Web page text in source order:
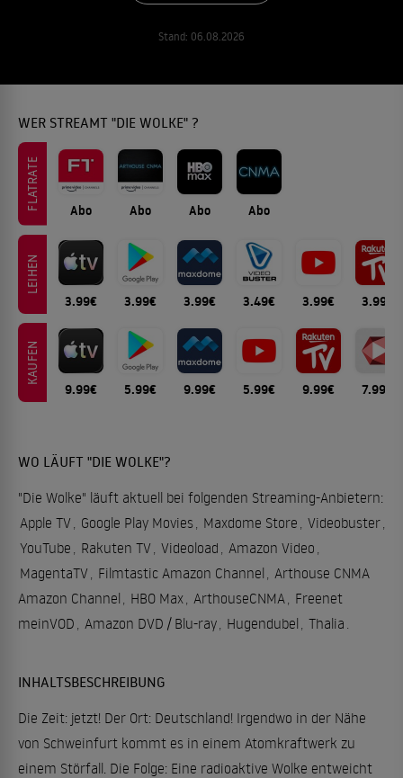
Stand: 06.08.2026
WER STREAMT "DIE WOLKE" ?
FLATRATE Abo Abo Abo Abo
LEIHEN
3.99€ 3.99€ 3.99€ 3.49€ 3.99€ 3.99€
KAUFEN
9.99€ 5.99€ 9.99€ 5.99€ 9.99€ 7.99€
WO LÄUFT "DIE WOLKE"?
"Die Wolke" läuft aktuell bei folgenden Streaming-Anbietern:
Apple TV Google Play Movies Maxdome Store Videobuster
YouTube
Rakuten TV Videoload Amazon Video
MagentaTV Filmtastic Amazon Channel
Arthouse CNMA
Amazon Channel
HBO Max ArthouseCNMA
Freenet
meinVOD
Amazon DVD / Blu-ray Hugendubel Thalia
INHALTSBESCHREIBUNG
Die Zeit: jetzt! Der Ort: Deutschland! Irgendwo in der Nähe
von Schweinfurt kommt es in einem Atomkraftwerk zu
einem Störfall. Die Folge: Eine radioaktive Wolke entweicht